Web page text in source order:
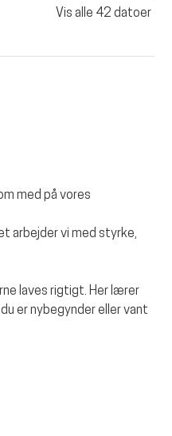
Vis alle 42 datoer
med på vores
arbejder vi med styrke,
laves rigtigt. Her lærer
er nybegynder eller vant